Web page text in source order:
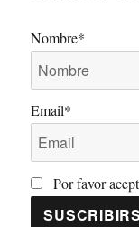
Nombre*
Email*
Por favor